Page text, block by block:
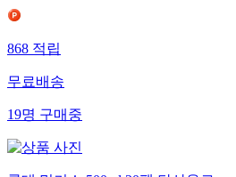
868적립
무료배송
19명구매중